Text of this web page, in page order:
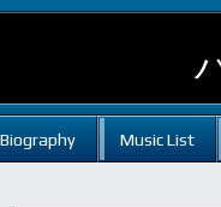
Biography Music List